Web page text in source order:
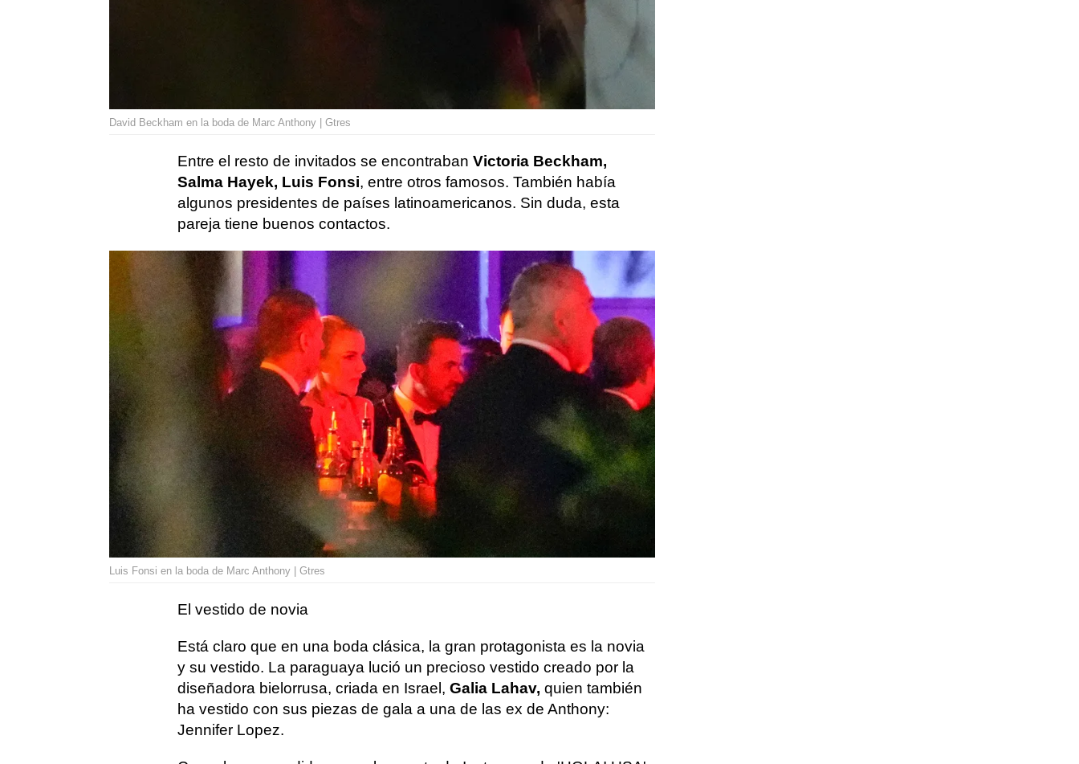
David Beckham en la boda de Marc Anthony | Gtres
Entre el resto de invitados se encontraban Victoria Beckham,
Salma Hayek, Luis Fonsi, entre otros famosos. También había
algunos presidentes de países latinoamericanos. Sin duda, esta
pareja tiene buenos contactos.
Luis Fonsi en la boda de Marc Anthony | Gtres
El vestido de novia
Está claro que en una boda clásica, la gran protagonista es la novia
y su vestido. La paraguaya lució un precioso vestido creado por la
diseñadora bielorrusa, criada en Israel, Galia Lahav, quien también
ha vestido con sus piezas de gala a una de las ex de Anthony:
Jennifer Lopez.